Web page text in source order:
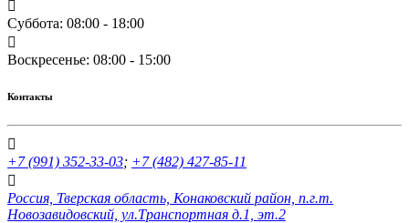
Суббота: 08:00 - 18:00
Воскресенье: 08:00 - 15:00
Контакты
+7 (991) 352-33-03; +7 (482) 427-85-11
Россия, Тверская область, Конаковский район, п.г.т.
Новозавидовский, ул.Транспортная д.1, эт.2